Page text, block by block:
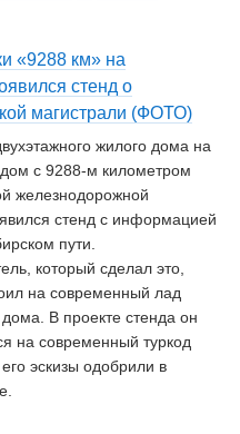
«9288 км» на
стенд о
магистрали (ФОТО)
жилого дома на
с 9288-м километром
железнодорожной
стенд с информацией
пути.
который сделал это,
на современный лад
В проекте стенда он
на современный туркод
эскизы одобрили в